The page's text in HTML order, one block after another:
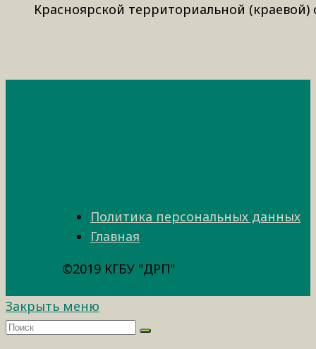
Красноярской территориальной
Политика персональных данных
Главная
©2019 КГБУ "ДРП"
Закрыть меню